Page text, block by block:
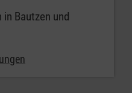
Bautzen und